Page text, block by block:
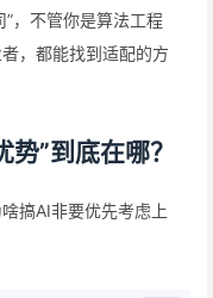
，不管你是算法工程
，都能找到适配的方
”到底在哪？
搞AI非要优先考虑上